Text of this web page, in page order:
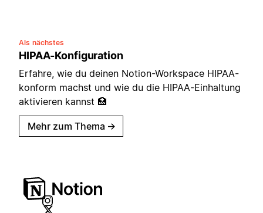
Als nächstes
HIPAA-Konfiguration
Erfahre, wie du deinen Notion-Workspace HIPAA-
konform machst und wie du die HIPAA-Einhaltung
aktivieren kannst 🏥
Mehr zum Thema →